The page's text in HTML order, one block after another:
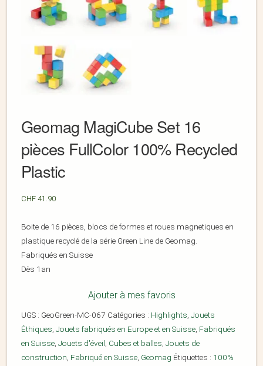
Geomag MagiCube Set 16
pièces FullColor 100% Recycled
Plastic
CHF 41.90
Boite de 16 pièces, blocs de formes et roues magnetiques en
plastique recyclé de la série Green Line de Geomag.
Fabriqués en Suisse
Dès 1an
Ajouter à mes favoris
UGS : GeoGreen-MC-067 Catégories : Highlights, Jouets
Éthiques, Jouets fabriqués en Europe et en Suisse, Fabriqués
en Suisse, Jouets d'éveil, Cubes et balles, Jouets de
construction, Fabriqué en Suisse, Geomag Étiquettes : 100%